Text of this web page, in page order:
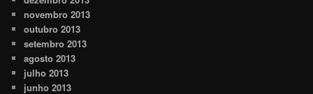
novembro 2013
outubro 2013
setembro 2013
agosto 2013
julho 2013
junho 2013